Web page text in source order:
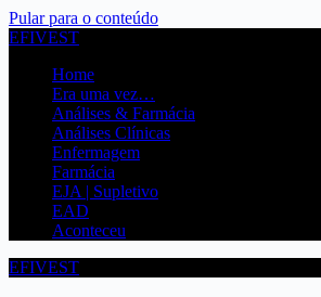
Pular para o conteúdo
EFIVEST
Home
Era uma vez…
Análises & Farmácia
Análises Clínicas
Enfermagem
Farmácia
EJA | Supletivo
EAD
Aconteceu
EFIVEST